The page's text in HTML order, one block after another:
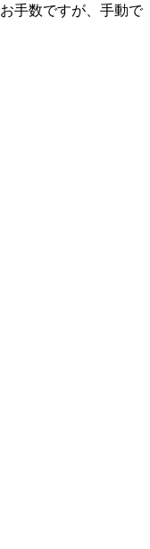
お手数ですが、手動で